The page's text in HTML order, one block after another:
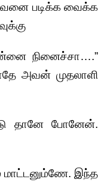
படிக்க வைக்க
நினைச்சா….”
அவன் முதலாளி
தானே போனேன்.
மாட்டனும்ணே. இந்த